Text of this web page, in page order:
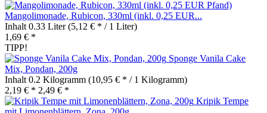
Mangolimonade, Rubicon, 330ml (inkl. 0,25 EUR...
Inhalt 0.33 Liter(5,12 € * / 1 Liter)
1,69 € *
TIPP!
Sponge Vanila Cake
Mix, Pondan, 200g
Inhalt 0.2 Kilogramm (10,95 € * / 1 Kilogramm)
2,19 € * 2,49 € *
Kripik Tempe